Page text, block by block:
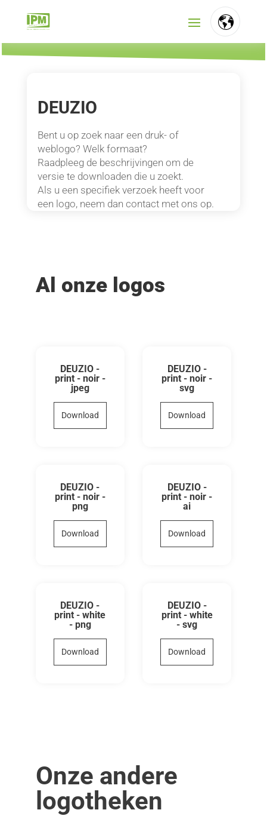
DEUZIO
Bent u op zoek naar een druk- of
weblogo? Welk formaat?
Raadpleeg de beschrijvingen om de
versie te downloaden die u zoekt.
Als u een specifiek verzoek heeft voor
een logo, neem dan contact met ons op.
Al onze logos
DEUZIO -
print - noir -
jpeg
Download
DEUZIO -
print - noir -
svg
Download
DEUZIO -
print - noir -
png
Download
DEUZIO -
print - noir -
ai
Download
DEUZIO -
print - white
- png
Download
DEUZIO -
print - white
- svg
Download
Onze andere
logotheken